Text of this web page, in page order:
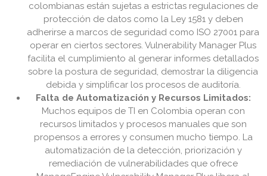
colombianas están sujetas a estrictas regulaciones de
protección de datos como la Ley 1581 y deben
adherirse a marcos de seguridad como ISO 27001 para
operar en ciertos sectores. Vulnerability Manager Plus
facilita el cumplimiento al generar informes detallados
sobre la postura de seguridad, demostrar la diligencia
debida y simplificar los procesos de auditoría.
Falta de Automatización y Recursos Limitados:
Muchos equipos de TI en Colombia operan con
recursos limitados y procesos manuales que son
propensos a errores y consumen mucho tiempo. La
automatización de la detección, priorización y
remediación de vulnerabilidades que ofrece